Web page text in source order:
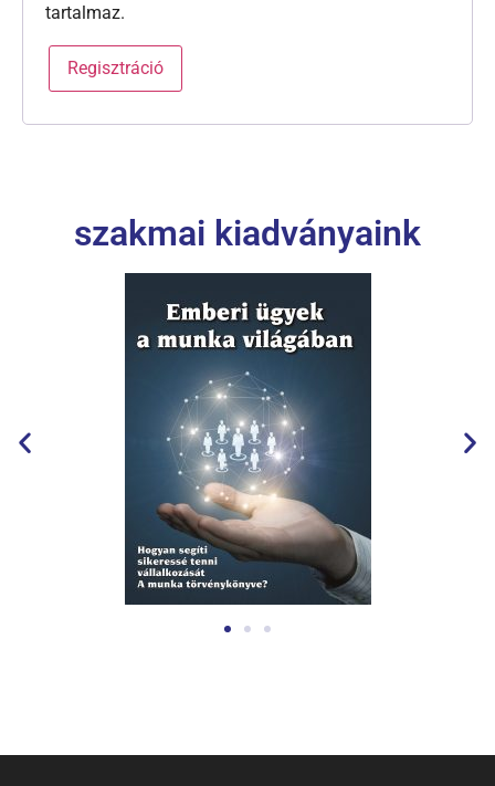
tartalmaz.
Regisztráció
szakmai kiadványaink